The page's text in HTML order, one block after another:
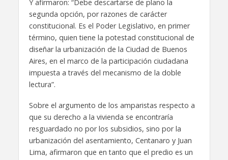
Y afirmaron: “Debe descartarse de plano la
segunda opción, por razones de carácter
constitucional. Es el Poder Legislativo, en primer
término, quien tiene la potestad constitucional de
diseñar la urbanización de la Ciudad de Buenos
Aires, en el marco de la participación ciudadana
impuesta a través del mecanismo de la doble
lectura”.
Sobre el argumento de los amparistas respecto a
que su derecho a la vivienda se encontraría
resguardado no por los subsidios, sino por la
urbanización del asentamiento, Centanaro y Juan
Lima, afirmaron que en tanto que el predio es un